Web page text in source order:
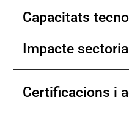
Capacitats
Impacte
Certificacions i